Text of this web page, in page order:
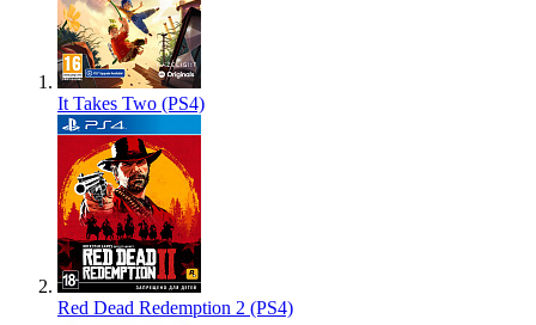
It Takes Two (PS4)
Red Dead Redemption 2 (PS4)